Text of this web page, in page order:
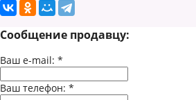
Сообщение продавцу:
Ваш e-mail: *
Ваш телефон: *